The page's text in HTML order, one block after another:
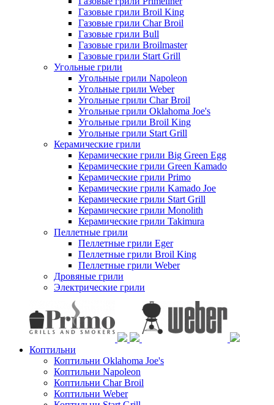
Газовые грили Broil King
Газовые грили Char Broil
Газовые грили Bull
Газовые грили Broilmaster
Газовые грили Start Grill
Угольные грили
Угольные грили Napoleon
Угольные грили Weber
Угольные грили Char Broil
Угольные грили Oklahoma Joe's
Угольные грили Broil King
Угольные грили Start Grill
Керамические грили
Керамические грили Big Green Egg
Керамические грили Green Kamado
Керамические грили Primo
Керамические грили Kamado Joe
Керамические грили Start Grill
Керамические грили Monolith
Керамические грили Takimura
Пеллетные грили
Пеллетные грили Eger
Пеллетные грили Broil King
Пеллетные грили Weber
Дровяные грили
Электрические грили
Коптильни
Коптильни Oklahoma Joe's
Коптильни Napoleon
Коптильни Char Broil
Коптильни Weber